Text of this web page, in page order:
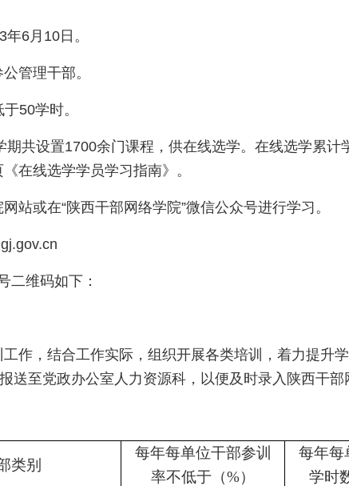
6月10日。
管理干部。
50学时。
期共设置1700余门课程，供在线选学。在线选学累
在线选学学员学习指南》。
站或在“陕西干部网络学院”微信公众号进行学习。
二维码如下：
作，结合工作实际，组织开展各类培训，着力提升
送至党政办公室人力资源科，以便及时录入陕西干部
类别
每年每单位干部参训
率不低于（%）
每年每
学时